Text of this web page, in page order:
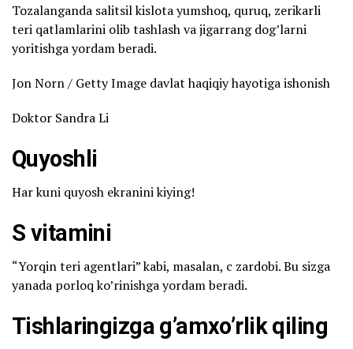
Tozalanganda salitsil kislota yumshoq, quruq, zerikarli
teri qatlamlarini olib tashlash va jigarrang dog’larni
yoritishga yordam beradi.
Jon Norn / Getty Image davlat haqiqiy hayotiga ishonish
Doktor Sandra Li
Quyoshli
Har kuni quyosh ekranini kiying!
S vitamini
“Yorqin teri agentlari” kabi, masalan, c zardobi. Bu sizga
yanada porloq ko’rinishga yordam beradi.
Tishlaringizga g’amxo’rlik qiling